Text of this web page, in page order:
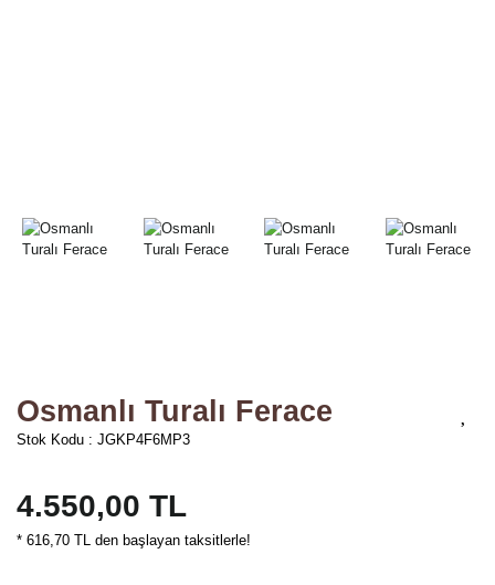
Osmanlı Turalı Ferace
Stok Kodu : JGKP4F6MP3
4.550,00 TL
* 616,70 TL den başlayan taksitlerle!